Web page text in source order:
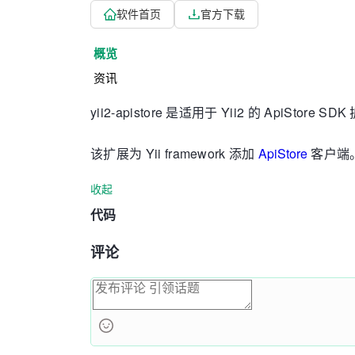
软件首页 官方下载
概览
资讯
yii2-apistore 是适用于 Yii2 的 ApiStore SDK
该扩展为 Yii framework 添加ApiStore客户端。
收起
代码
评论